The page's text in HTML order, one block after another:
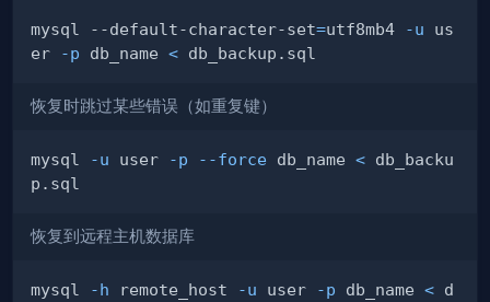
mysql --default-character-set=utf8mb4 -u us
er
-p db_name <
恢复时跳过某些错误（如重复键）
mysql -u user -p --force db_name < db_backu
恢复到远程主机数据库
mysql -h remote_host -u user -p db_name < d